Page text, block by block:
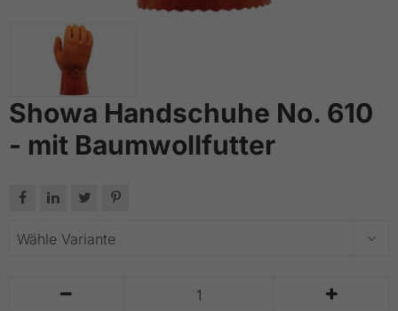
Showa Handschuhe No. 610
- mit Baumwollfutter
   
 